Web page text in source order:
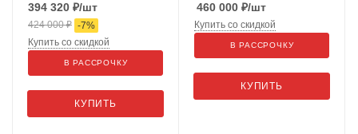
394 320 ₽/шт
424 000₽ -7%
КУПИТЬ
Купить со скидкой
В РАССРОЧКУ
460 000 ₽/шт
КУПИТЬ
Купить со скидкой
В РАССРОЧКУ